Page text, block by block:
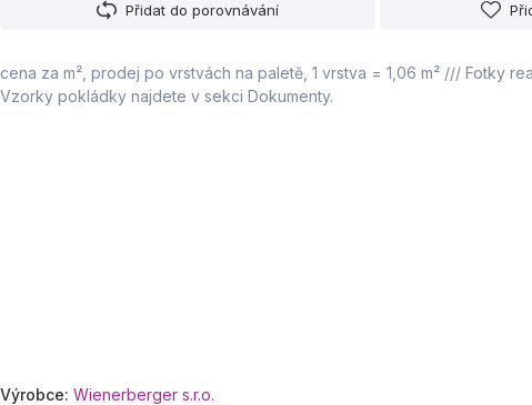
Přidat do porovnávání
cena za m², prodej po vrstvách na paletě, 1 vrstva = 1,06 m² /// Fotky
Vzorky pokládky najdete v sekci Dokumenty.
Výrobce: Wienerberger s.r.o.